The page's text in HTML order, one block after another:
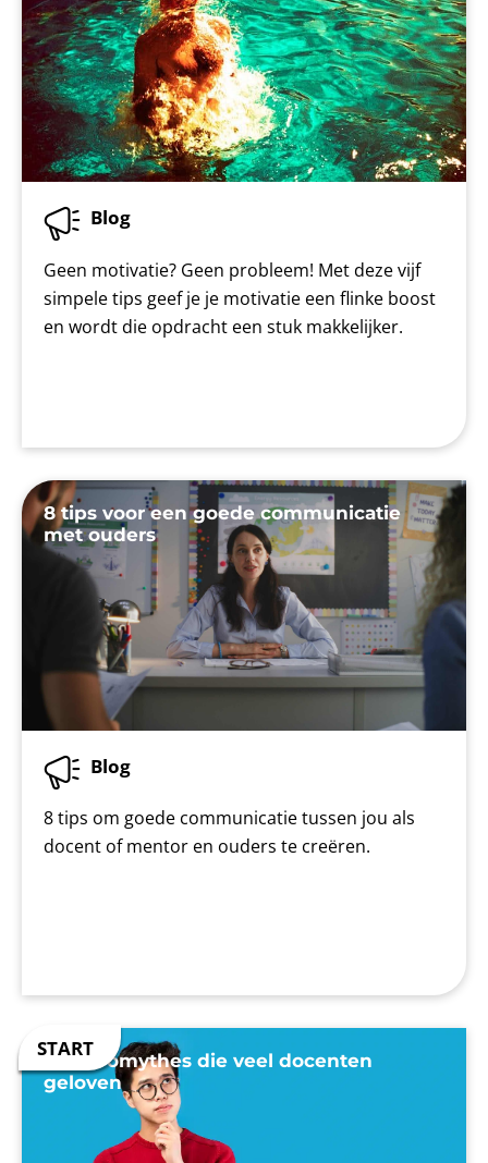
Blog
Geen motivatie? Geen probleem! Met deze vijf
simpele tips geef je je motivatie een flinke boost
en wordt die opdracht een stuk makkelijker.
8 tips voor een goede communicatie
met ouders
Blog
8 tips om goede communicatie tussen jou als
docent of mentor en ouders te creëren.
7 neuromythes die veel docenten
geloven